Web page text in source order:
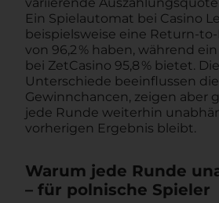
Ein Spielautomat bei Casino
beispielsweise eine Return-to-
von 96,2 % haben, während
bei ZetCasino 95,8 % bietet.
Unterschiede beeinflussen
Gewinnchancen, zeigen aber
jede Runde weiterhin
vorherigen Ergebnis bleibt.
Warum jede Runde
– für polnische Spieler